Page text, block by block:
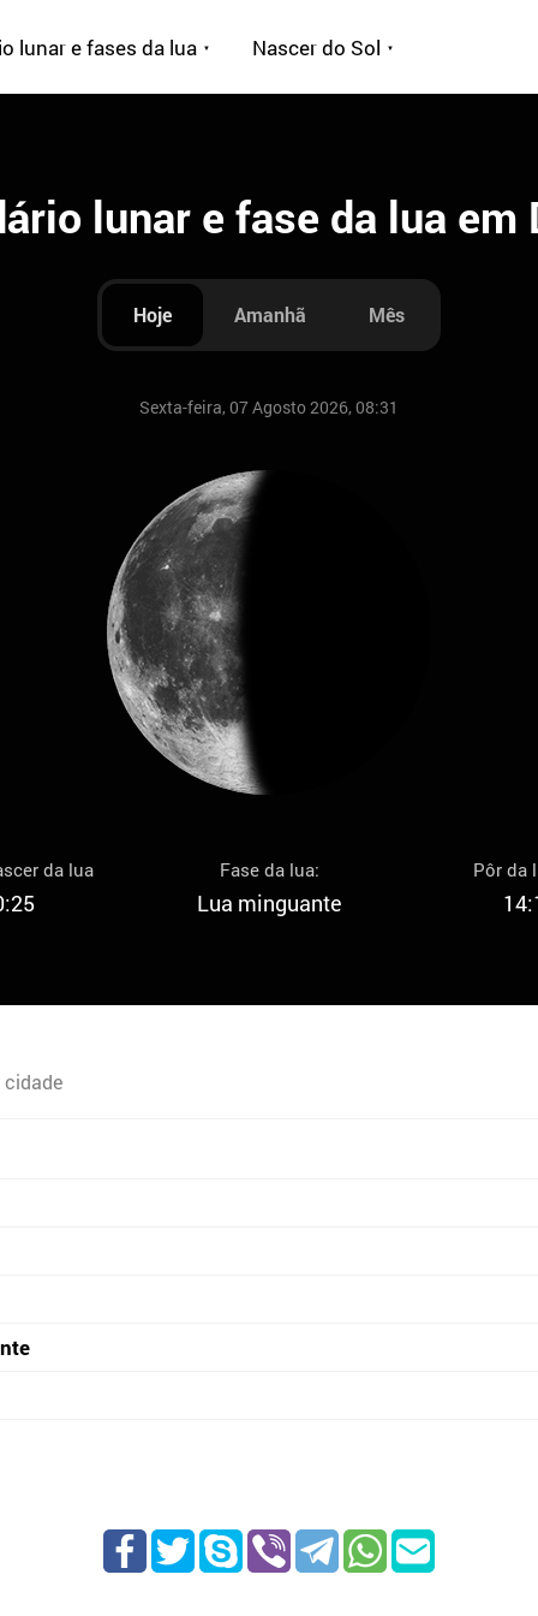
lunar e fases da lua Nascer do Sol
lunar e fase da lua em
Hoje Amanhã Mês
Sexta-feira, 07 Agosto 2026, 08:31
da lua Fase da lua:
Lua minguante
Pôr da
cidade